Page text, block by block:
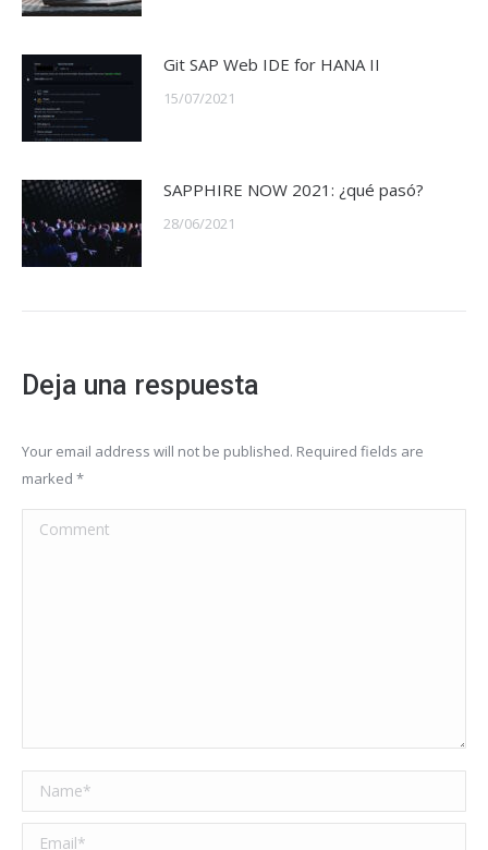
Git SAP Web IDE for HANA II
15/07/2021
SAPPHIRE NOW 2021: ¿qué pasó?
28/06/2021
Deja una respuesta
Your email address will not be published. Required fields are
marked *
Comment
Name *
Email *